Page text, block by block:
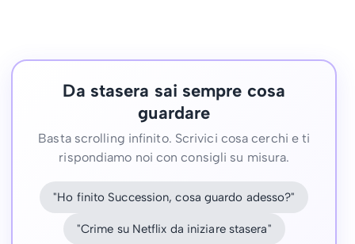
Da stasera sai sempre cosa
guardare
Basta scrolling infinito. Scrivici cosa cerchi e ti
rispondiamo noi con consigli su misura.
"Ho finito Succession, cosa guardo adesso?"
"Crime su Netflix da iniziare stasera"